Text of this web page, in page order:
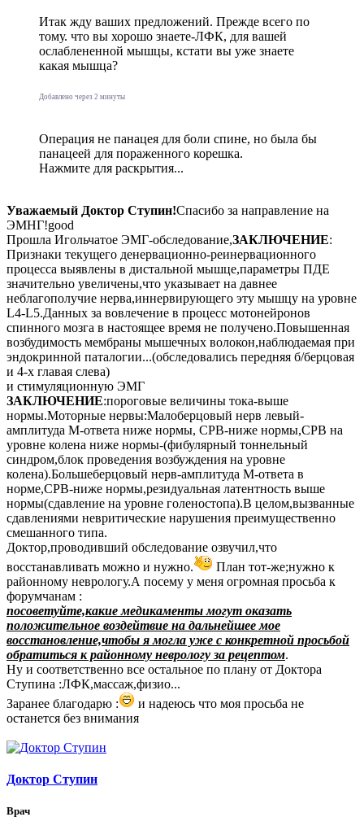
Итак жду ваших предложений. Прежде всего по
тому. что вы хорошо знаете-ЛФК, для вашей
ослаблененной мышцы, кстати вы уже знаете
какая мышца?
Добавлено через 2 минуты
Операция не панацея для боли спине, но была бы
панацеей для пораженного корешка.
Нажмите для раскрытия...
Уважаемый Доктор Ступин!Спасибо за направление на
ЭМНГ!good
Прошла Игольчатое ЭМГ-обследование,ЗАКЛЮЧЕНИЕ:
Признаки текущего денервационно-реинервационного
процесса выявлены в дистальной мышце,параметры ПДЕ
значительно увеличены,что указывает на давнее
неблагополучие нерва,иннервирующего эту мышцу на уровне
L4-L5.Данных за вовлечение в процесс мотонейронов
спинного мозга в настоящее время не получено.Повышенная
возбудимость мембраны мышечных волокон,наблюдаемая при
эндокринной паталогии...(обследовались передняя б/берцовая
и 4-х главая слева)
и стимуляционную ЭМГ
ЗАКЛЮЧЕНИЕ:пороговые величины тока-выше
нормы.Моторные нервы:Малоберцовый нерв левый-
амплитуда М-ответа ниже нормы, СРВ-ниже нормы,СРВ на
уровне колена ниже нормы-(фибулярный тоннельный
синдром,блок проведения возбуждения на уровне
колена).Большеберцовый нерв-амплитуда М-ответа в
норме,СРВ-ниже нормы,резидуальная латентность выше
нормы(сдавление на уровне голеностопа).В целом,вызванные
сдавлениями невритические нарушения преимущественно
смешанного типа.
Доктор,проводивший обследование озвучил,что
восстанавливать можно и нужно.
План тот-же;нужно к
районному неврологу.А посему у меня огромная просьба к
форумчанам :
посоветуйте,какие медикаменты могут оказать
положительное воздейтвие на дальнейшее мое
восстановление,чтобы я могла уже с конкретной просьбой
обратиться к районному неврологу за рецептом.
Ну и соответственно все остальное по плану от Доктора
Ступина :ЛФК,массаж,физио...
Заранее благодарю :
и надеюсь что моя просьба не
останется без внимания
Доктор Ступин
Врач